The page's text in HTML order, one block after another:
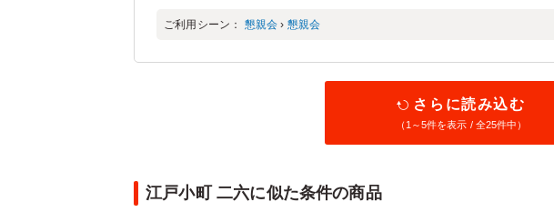
ご利用シーン： 懇親会 › 懇親会
さらに読み込む
（1～5件を表示 / 全25件中）
江戸小町 二六に似た条件の商品